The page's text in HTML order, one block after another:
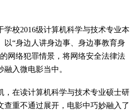
校2016级计算机科学与技术专业本
“身边人讲身边事、身边事教育身
网络犯罪情景，将网络安全法律法
入微电影当中。
，在读计算机科学与技术专业硕士研
重不通过展开，电影中巧妙融入了